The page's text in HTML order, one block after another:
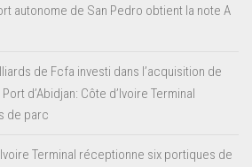
autonome de San Pedro obtient la note A
de Fcfa investi dans l’acquisition de
Port d’Abidjan: Côte d’Ivoire Terminal
de parc
Terminal réceptionne six portiques de